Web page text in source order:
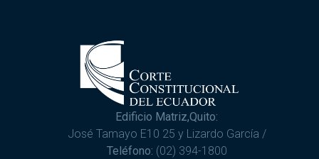
Edificio Matriz,Quito:
José Tamayo E10 25 y Lizardo García /
Teléfono: (02) 394-1800